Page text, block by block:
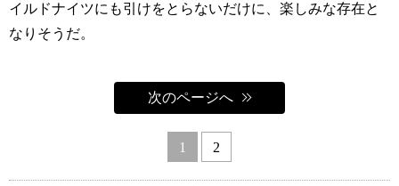
イルドナイツにも引けをとらないだけに、楽しみな存在と
なりそうだ。
次のページへ
1 2